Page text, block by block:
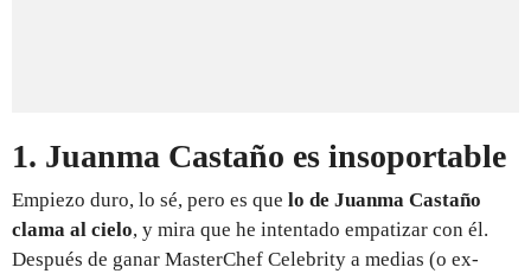
1. Juanma Castaño es insoportable
Empiezo duro, lo sé, pero es que lo de Juanma Castaño
clama al cielo, y mira que he intentado empatizar con él.
Después de ganar MasterChef Celebrity a medias (o ex-